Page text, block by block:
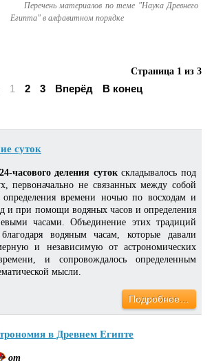
Перечень материалов по теме "Наука Древнего
Египта" в алфавитном порядке
Страница 1 из 3
1 2 3 Вперёд В конец
суток
часового деления сутокскладывалось под
первоначально не связанных между собой
времени ночью по восходам и
и при помощи водяных часов и определения
часами. Объединение этих традиций
водяным часам, которые давали
и независимую от астрономических
и сопровождалось определенным
мысли.
Подробнее…
в Древнем Египте
от